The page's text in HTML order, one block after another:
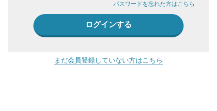
パスワードを忘れた方はこちら
まだ会員登録していない方はこちら